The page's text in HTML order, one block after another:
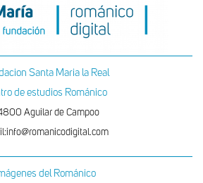
Santa Maria la Real
de estudios Románico
Aguilar de Campoo
del Románico